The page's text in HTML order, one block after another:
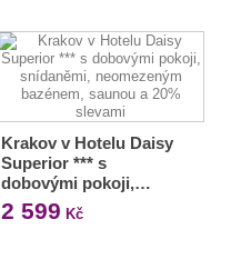
Krakov v Hotelu Daisy
Superior *** s
dobovými pokoji,…
2 599 Kč